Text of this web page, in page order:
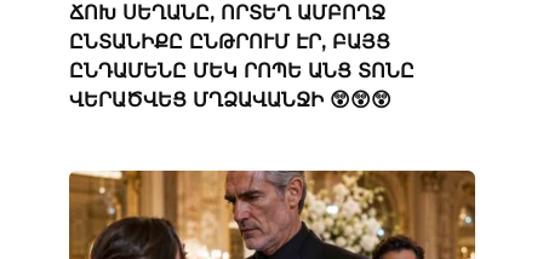
ՃՈԽ ՍԵՂԱՆԸ, ՈՐՏԵՂ ԱՄԲՈՂՋ
ԸՆՏԱՆԻՔԸ ԸՆԹՐՈՒՄ ԷՐ, ԲԱՅՑ
ԸՆԴԱՄԵՆԸ ՄԵԿ ՐՈՊԵ ԱՆՑ ՏՈՆԸ
ՎԵՐԱԾՎԵՑ ՄՂՁԱՎԱՆՋԻ 😲😲😲